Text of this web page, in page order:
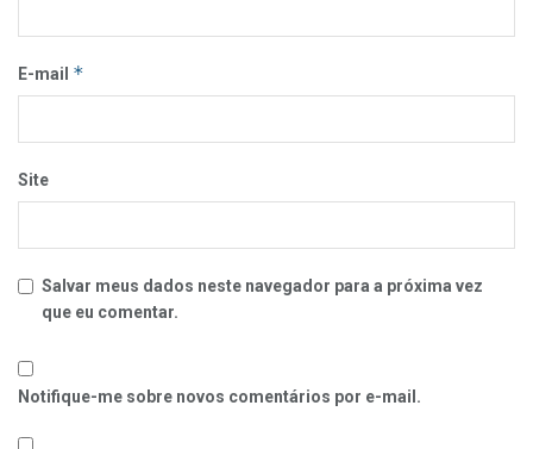
E-mail *
Site
Salvar meus dados neste navegador para a próxima vez
que eu comentar.
Notifique-me sobre novos comentários por e-mail.